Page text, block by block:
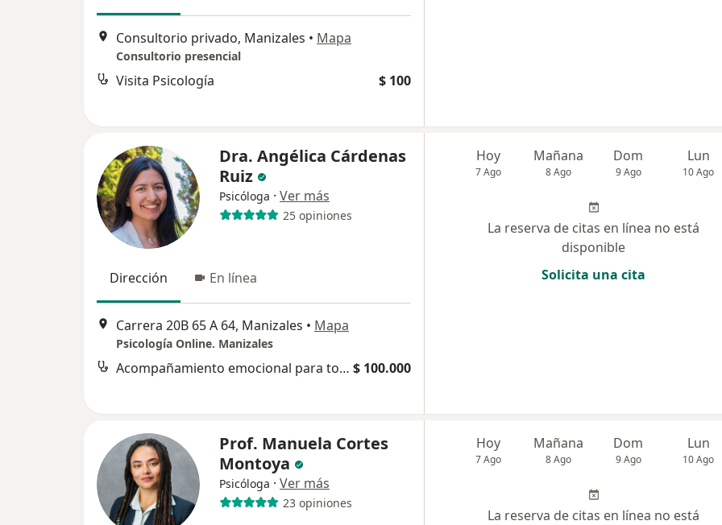
Consultorio privado, Manizales • Mapa
Consultorio presencial
Visita Psicología $ 100
Dra. Angélica Cárdenas
Ruiz
Psicóloga · Ver más
25 opiniones
Dirección En línea
Carrera 20B 65 A 64, Manizales • Mapa
Psicología Online. Manizales
Acompañamiento emocional para tomar decisiones $ 100.000
Hoy
7 Ago
Mañana
8 Ago
Dom
9 Ago
Lun
10 Ago
La reserva de citas en línea no está
disponible
Solicita una cita
Prof. Manuela Cortes
Montoya
Psicóloga · Ver más
23 opiniones
Hoy
7 Ago
Mañana
8 Ago
Dom
9 Ago
Lun
10 Ago
La reserva de citas en línea no está